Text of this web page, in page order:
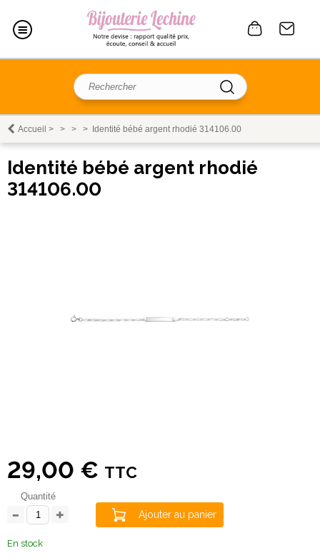
Accueil > > > > Identité bébé argent rhodié 314106.00
Identité bébé argent rhodié
314106.00
29,00 € TTC
Quantité
Ajouter au panier
En stock